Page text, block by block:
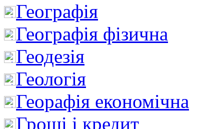
Географія
Географія фізична
Геодезія
Геологія
Георафія економічна
Гроші і кредит